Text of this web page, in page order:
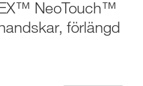
NeoTouch™
förlängd